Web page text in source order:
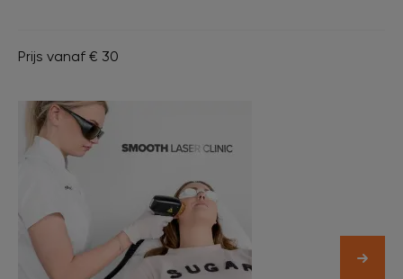
Prijs vanaf € 30